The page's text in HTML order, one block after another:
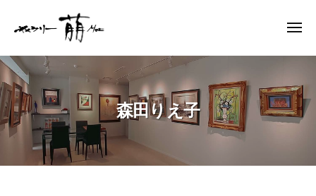
ン
ツ
へ
ス
ギ
ャ
ラ
リ
ー
メ
ー
森田りえ子
ラ
ー
萠